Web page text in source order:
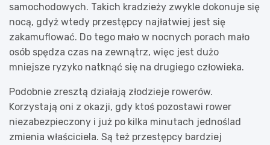
samochodowych. Takich kradzieży zwykle dokonuje się
nocą, gdyż wtedy przestępcy najłatwiej jest się
zakamuflować. Do tego mało w nocnych porach mało
osób spędza czas na zewnątrz, więc jest dużo
mniejsze ryzyko natknąć się na drugiego człowieka.
Podobnie zresztą działają złodzieje rowerów.
Korzystają oni z okazji, gdy ktoś pozostawi rower
niezabezpieczony i już po kilka minutach jednoślad
zmienia właściciela. Są też przestępcy bardziej